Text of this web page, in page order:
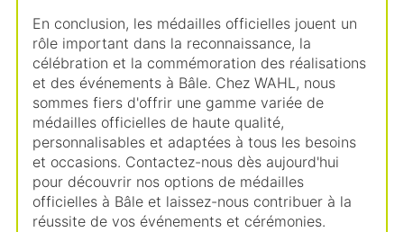
En conclusion, les médailles officielles jouent un
rôle important dans la reconnaissance, la
célébration et la commémoration des réalisations
et des événements à Bâle. Chez WAHL, nous
sommes fiers d'offrir une gamme variée de
médailles officielles de haute qualité,
personnalisables et adaptées à tous les besoins
et occasions. Contactez-nous dès aujourd'hui
pour découvrir nos options de médailles
officielles à Bâle et laissez-nous contribuer à la
réussite de vos événements et cérémonies.